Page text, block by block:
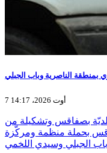
الناصرية وباب الجبلي
7 أوت 2026، 14:17
بصفاقس وتشكيلة من
بحملة منظمة ومركّزة